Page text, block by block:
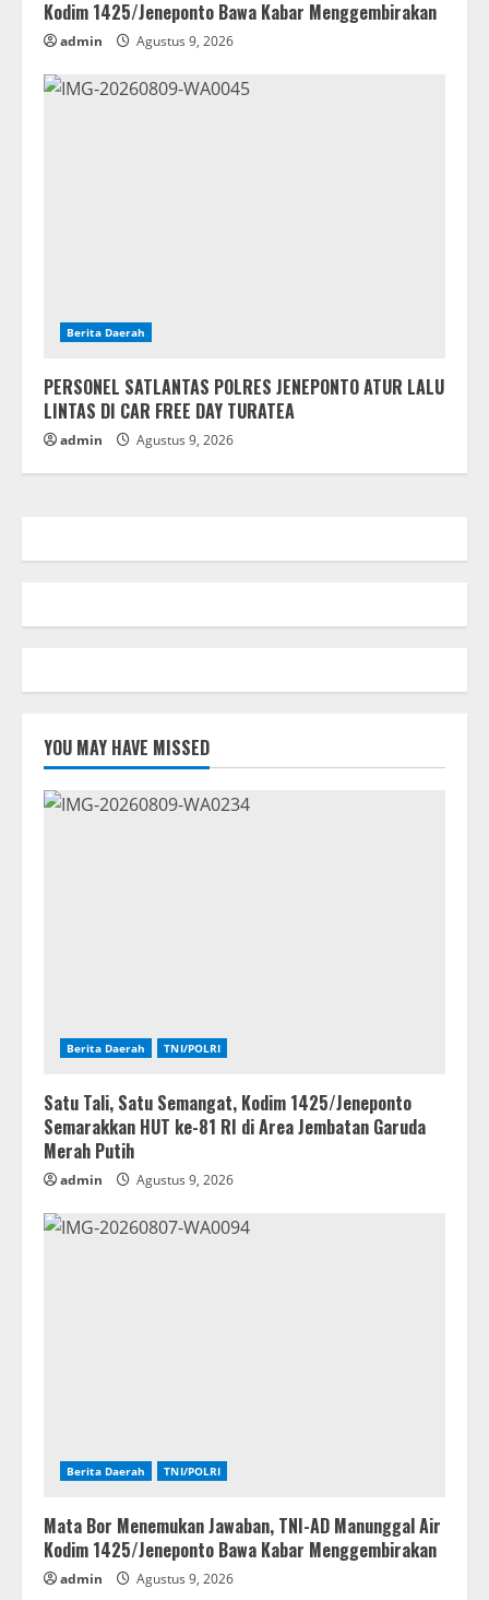
Kodim 1425/Jeneponto Bawa Kabar Menggembirakan
admin Agustus 9, 2026
Berita Daerah
PERSONEL SATLANTAS POLRES JENEPONTO ATUR LALU
LINTAS DI CAR FREE DAY TURATEA
admin Agustus 9, 2026
YOU MAY HAVE MISSED
Berita Daerah TNI/POLRI
Satu Tali, Satu Semangat, Kodim 1425/Jeneponto
Semarakkan HUT ke-81 RI di Area Jembatan Garuda
Merah Putih
admin Agustus 9, 2026
Berita Daerah TNI/POLRI
Mata Bor Menemukan Jawaban, TNI-AD Manunggal Air
Kodim 1425/Jeneponto Bawa Kabar Menggembirakan
admin Agustus 9, 2026